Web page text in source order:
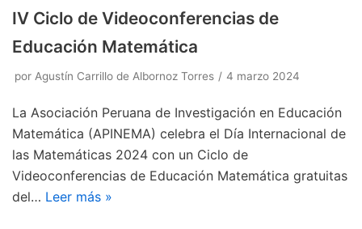
IV Ciclo de Videoconferencias de
Educación Matemática
por Agustín Carrillo de Albornoz Torres 4 marzo 2024
La Asociación Peruana de Investigación en Educación
Matemática (APINEMA) celebra el Día Internacional de
las Matemáticas 2024 con un Ciclo de
Videoconferencias de Educación Matemática gratuitas
del… Leer más »